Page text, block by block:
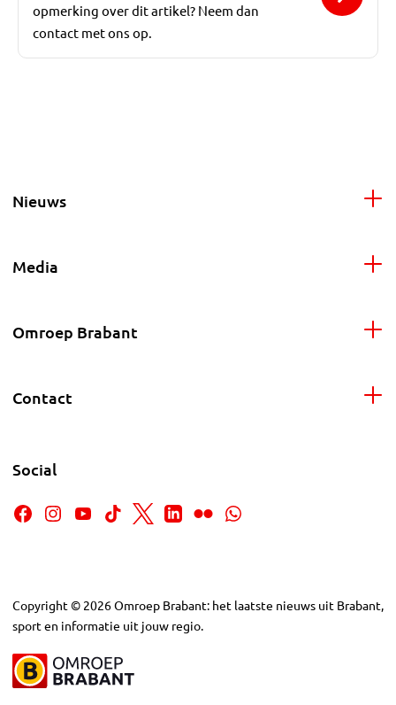
opmerking over dit artikel? Neem dan
contact met ons op.
Nieuws
Media
Omroep Brabant
Contact
Social
Copyright © 2026Omroep Brabant: het laatste nieuws uit Brabant,
sport en informatie uit jouw regio.